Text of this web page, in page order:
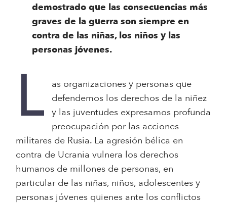
demostrado que las consecuencias más
graves de la guerra son siempre en
contra de las niñas, los niños y las
personas jóvenes.
L
as organizaciones y personas que
defendemos los derechos de la niñez
y las juventudes expresamos profunda
preocupación por las acciones
militares de Rusia. La agresión bélica en
contra de Ucrania vulnera los derechos
humanos de millones de personas, en
particular de las niñas, niños, adolescentes y
personas jóvenes quienes ante los conflictos